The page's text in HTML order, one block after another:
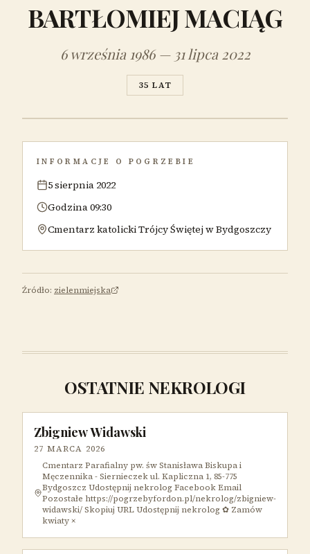
BARTŁOMIEJ MACIĄG
6 września 1986 — 31 lipca 2022
35 LAT
INFORMACJE O POGRZEBIE
5 sierpnia 2022
Godzina 09:30
Cmentarz katolicki Trójcy Świętej w Bydgoszczy
Źródło: zielenmiejska
OSTATNIE NEKROLOGI
Zbigniew Widawski
27 MARCA 2026
Cmentarz Parafialny pw. św Stanisława Biskupa i
Męczennika - Siernieczek ul. Kapliczna 1, 85-775
Bydgoszcz Udostępnij nekrolog Facebook Email
Pozostałe https://pogrzebyfordon.pl/nekrolog/zbigniew-
widawski/ Skopiuj URL Udostępnij nekrolog ✿ Zamów
kwiaty ×